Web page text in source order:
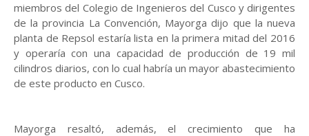
miembros del Colegio de Ingenieros del Cusco y dirigentes
de la provincia La Convención, Mayorga dijo que la nueva
planta de Repsol estaría lista en la primera mitad del 2016
y operaría con una capacidad de producción de 19 mil
cilindros diarios, con lo cual habría un mayor abastecimiento
de este producto en Cusco.
Mayorga resaltó, además, el crecimiento que ha